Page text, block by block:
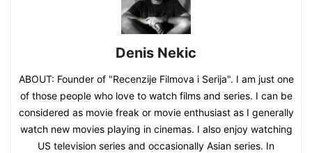
Denis Nekic
ABOUT: Founder of "Recenzije Filmova i Serija". I am just one
of those people who love to watch films and series. I can be
considered as movie freak or movie enthusiast as I generally
watch new movies playing in cinemas. I also enjoy watching
US television series and occasionally Asian series. In